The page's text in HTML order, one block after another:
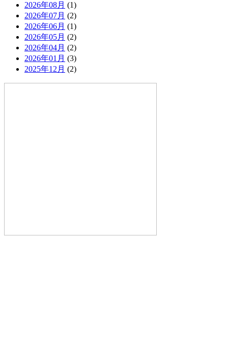
2026年08月 (1)
2026年07月 (2)
2026年06月 (1)
2026年05月 (2)
2026年04月 (2)
2026年01月 (3)
2025年12月 (2)